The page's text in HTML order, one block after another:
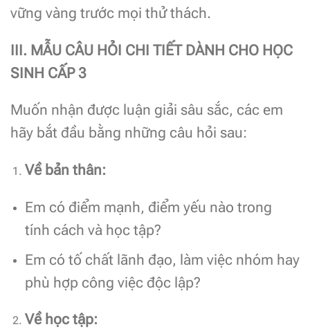
vững vàng trước mọi thử thách.
III. MẪU CÂU HỎI CHI TIẾT DÀNH CHO HỌC
SINH CẤP 3
Muốn nhận được luận giải sâu sắc, các em
hãy bắt đầu bằng những câu hỏi sau:
Về bản thân:
Em có điểm mạnh, điểm yếu nào trong
tính cách và học tập?
Em có tố chất lãnh đạo, làm việc nhóm hay
phù hợp công việc độc lập?
Về học tập: